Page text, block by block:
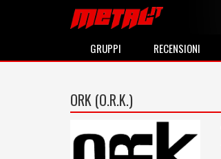
GRUPPI RECENSIONI
ORK (O.R.K.)